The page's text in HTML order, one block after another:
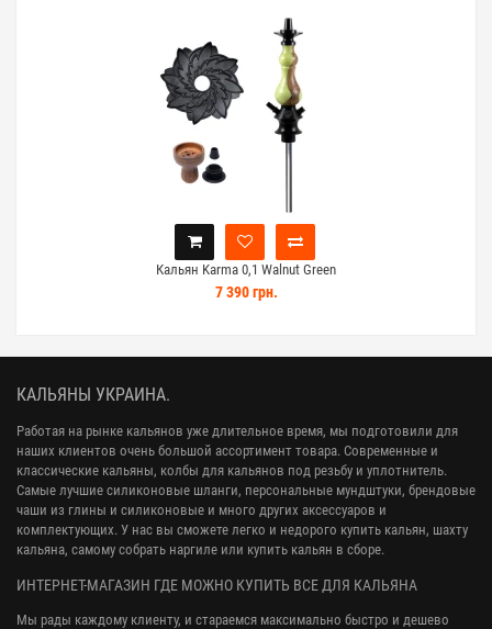
Кальян Karma 0,1 Walnut Green
7 390 грн.
КАЛЬЯНЫ УКРАИНА.
Работая на рынке кальянов уже длительное время, мы подготовили для
наших клиентов очень большой ассортимент товара. Современные и
классические кальяны, колбы для кальянов под резьбу и уплотнитель.
Самые лучшие силиконовые шланги, персональные мундштуки, брендовые
чаши из глины и силиконовые и много других аксессуаров и
комплектующих. У нас вы сможете легко и недорого купить кальян, шахту
кальяна, самому собрать наргиле или купить кальян в сборе.
ИНТЕРНЕТ-МАГАЗИН ГДЕ МОЖНО КУПИТЬ ВСЕ ДЛЯ КАЛЬЯНА
Мы рады каждому клиенту, и стараемся максимально быстро и дешево